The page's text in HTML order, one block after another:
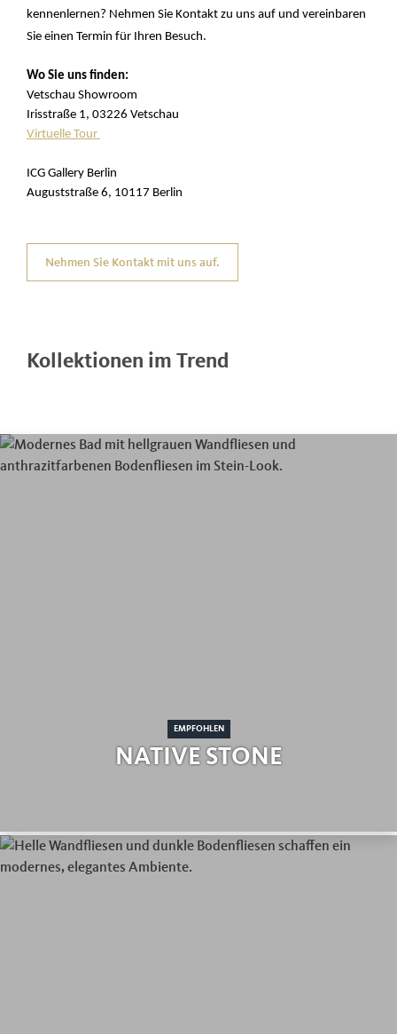
kennenlernen? Nehmen Sie Kontakt zu uns auf und vereinbaren
Sie einen Termin für Ihren Besuch.
Wo Sie uns finden:
Vetschau Showroom
Irisstraße 1, 03226 Vetschau
Virtuelle Tour
ICG Gallery Berlin
Auguststraße 6, 10117 Berlin
Nehmen Sie Kontakt mit uns auf.
Kollektionen im Trend
EMPFOHLEN
NATIVE STONE